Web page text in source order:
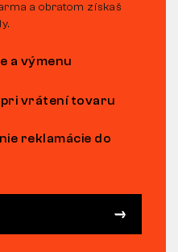
a obratom získaš
a výmenu
vrátení tovaru
reklamácie do